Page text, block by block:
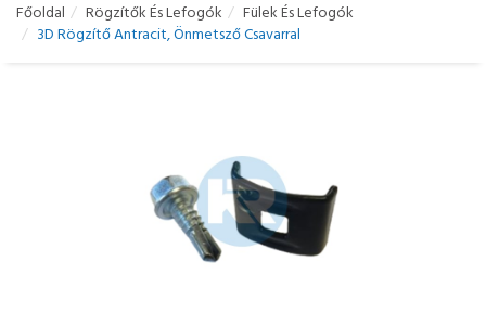
Főoldal Rögzítők És Lefogók
Fülek És Lefogók
3D Rögzítő Antracit, Önmetsző Csavarral